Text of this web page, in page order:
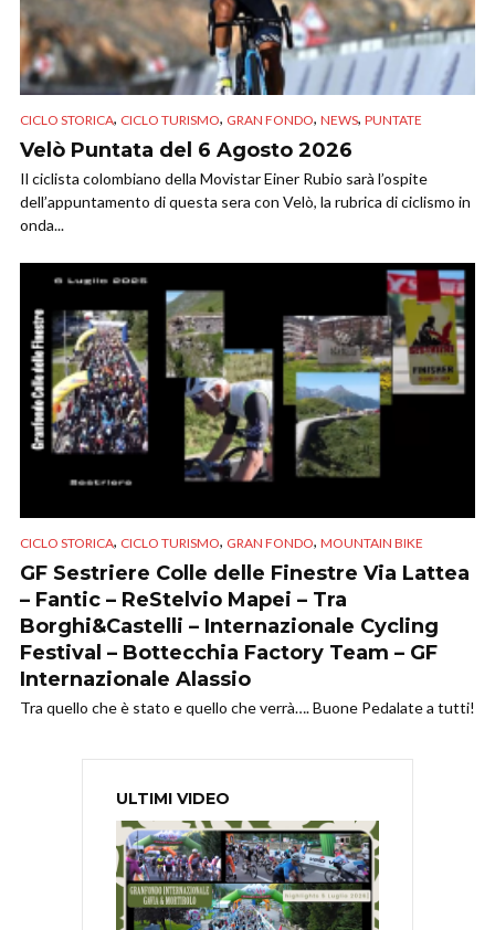
CICLO STORICA, CICLO TURISMO, GRAN FONDO, NEWS, PUNTATE
Velò Puntata del 6 Agosto 2026
Il ciclista colombiano della Movistar Einer Rubio sarà l’ospite
dell’appuntamento di questa sera con Velò, la rubrica di ciclismo in
onda...
CICLO STORICA, CICLO TURISMO, GRAN FONDO, MOUNTAIN BIKE
GF Sestriere Colle delle Finestre Via Lattea
– Fantic – ReStelvio Mapei – Tra
Borghi&Castelli – Internazionale Cycling
Festival – Bottecchia Factory Team – GF
Internazionale Alassio
Tra quello che è stato e quello che verrà…. Buone Pedalate a tutti!
ULTIMI VIDEO